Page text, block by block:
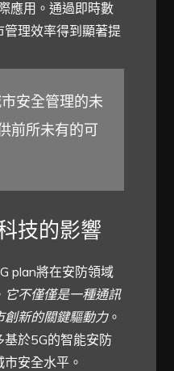
應用。通過即時數
理效率得到顯著提
安全管理的未
前所未有的可
技的影響
plan將在安防領域
它不僅僅是一種通訊
創新的關鍵驅動力。
於5G的智能安防
安全水平。